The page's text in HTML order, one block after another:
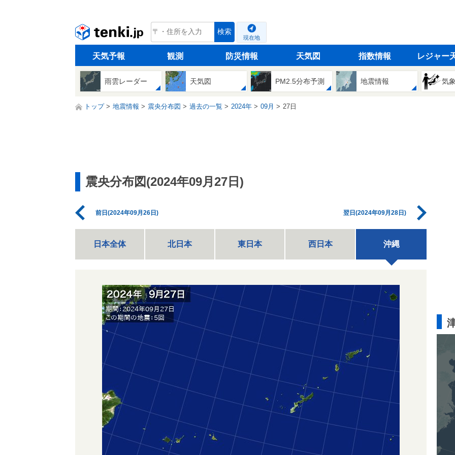
tenki.jp 検索
現在地
天気予報 観測 防災情報 天気図 指数情報 レジャー
雨雲レーダー 天気図 PM2.5分布予測 地震情報 気
トップ 地震情報 震央分布図 過去の一覧 2024年 09月 27日
震央分布図(2024年09月27日)
前日(2024年09月26日) 翌日(2024年09月28日)
日本全体 北日本 東日本 西日本 沖縄